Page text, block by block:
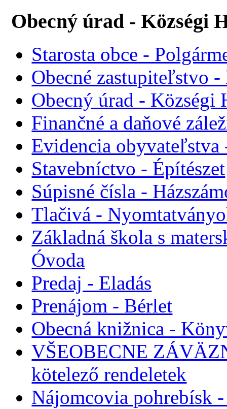
Obecný úrad - Községi
Starosta obce -
Obecné zastupiteľstvo
Obecný úrad - Községi
Finančné a daňové
Evidencia obyvateľstva
Stavebníctvo - Építészet
Súpisné čísla -
Tlačivá -
Základná škola s
Óvoda
Predaj - Eladás
Prenájom - Bérlet
Obecná knižnica -
VŠEOBECNE
kötelező rendeletek
Nájomcovia pohrebísk